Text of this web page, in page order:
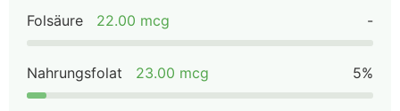
Folsäure 22.00 mcg -
Nahrungsfolat 23.00 mcg 5%